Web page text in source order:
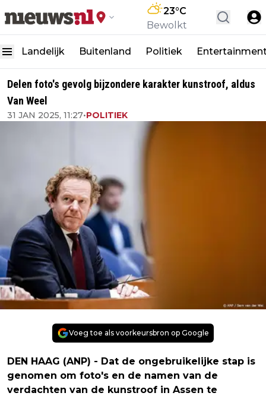
23°C
Bewolkt
Landelijk Buitenland Politiek
Delen foto's gevolg bijzondere karakter kunstroof, aldus
Van Weel
31 JAN 2025, 11:27•POLITIEK
Voeg toe als voorkeursbron op Google
DEN HAAG (ANP) - Dat de ongebruikelijke stap is
genomen om foto's en de namen van de
verdachten van de kunstroof in Assen te